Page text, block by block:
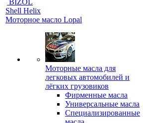
BIZOL
Shell Helix
Моторное масло Lopal
Моторные масла для
легковых автомобилей и
лёгких грузовиков
Фирменные масла
Универсальные масла
Специализированные